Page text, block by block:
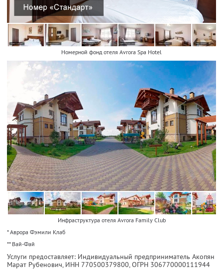
Номерной фонд отеля Avrora Spa Hotel
Инфраструктура отеля Avrora Family Club
* Аврора Фэмили Клаб
** Вай-Фай
Услуги предоставляет: Индивидуальный предприниматель Акопян
Марат Рубенович, ИНН 770500379800, ОГРН 306770000111944